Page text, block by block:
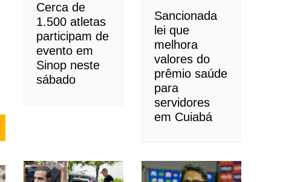
Cerca de
1.500 atletas
participam de
evento em
Sinop neste
sábado
Sancionada
lei que
melhora
valores do
prêmio saúde
para
servidores
em Cuiabá